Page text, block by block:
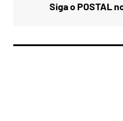
Siga o POSTAL